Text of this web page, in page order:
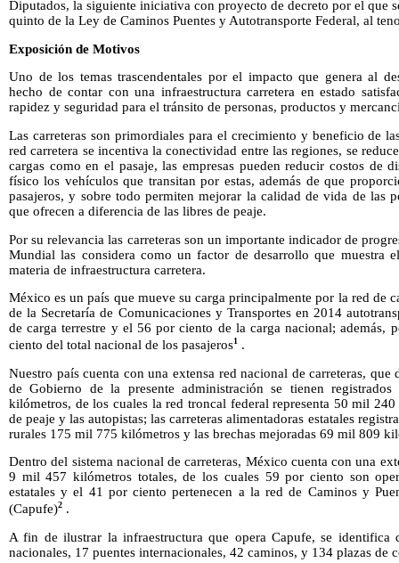
Diputados, la siguiente iniciativa con proyecto de decreto por el que
quinto de la Ley de Caminos Puentes y Autotransporte Federal, al
Exposición de Motivos
Uno de los temas trascendentales por el impacto que genera al
hecho de contar con una infraestructura carretera en estado
rapidez y seguridad para el tránsito de personas, productos y
Las carreteras son primordiales para el crecimiento y beneficio de
red carretera se incentiva la conectividad entre las regiones, se
cargas como en el pasaje, las empresas pueden reducir costos de
físico los vehículos que transitan por estas, además de que
pasajeros, y sobre todo permiten mejorar la calidad de vida de las
que ofrecen a diferencia de las libres de peaje.
Por su relevancia las carreteras son un importante indicador de
Mundial las considera como un factor de desarrollo que muestra
materia de infraestructura carretera.
México es un país que mueve su carga principalmente por la red de
de la Secretaría de Comunicaciones y Transportes en 2014
de carga terrestre y el 56 por ciento de la carga nacional; además,
ciento del total nacional de los pasajeros1 .
Nuestro país cuenta con una extensa red nacional de carreteras,
de Gobierno de la presente administración se tienen
kilómetros, de los cuales la red troncal federal representa 50 mil
de peaje y las autopistas; las carreteras alimentadoras estatales
rurales 175 mil 775 kilómetros y las brechas mejoradas 69 mil 809
Dentro del sistema nacional de carreteras, México cuenta con una
9 mil 457 kilómetros totales, de los cuales 59 por ciento son
estatales y el 41 por ciento pertenecen a la red de Caminos y
(Capufe)2 .
A fin de ilustrar la infraestructura que opera Capufe, se identifica
nacionales, 17 puentes internacionales, 42 caminos, y 134 plazas de